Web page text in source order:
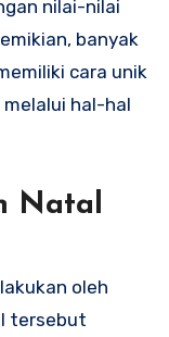
nilai-nilai
banyak
cara unik
hal-hal
Natal
oleh
tersebut